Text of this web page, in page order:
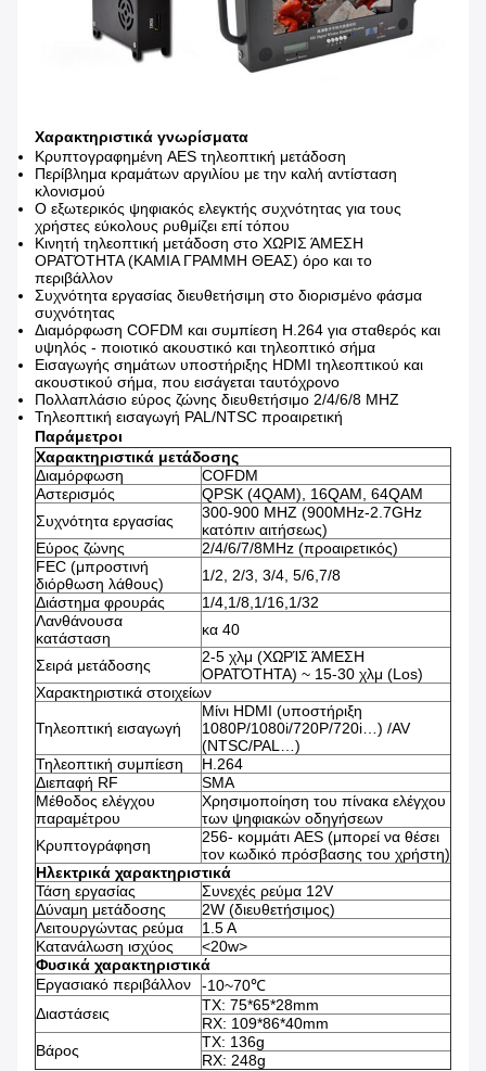
Χαρακτηριστικά γνωρίσματα
Κρυπτογραφημένη AES τηλεοπτική μετάδοση
Περίβλημα κραμάτων αργιλίου με την καλή αντίσταση
κλονισμού
Ο εξωτερικός ψηφιακός ελεγκτής συχνότητας για τους
χρήστες εύκολους ρυθμίζει επί τόπου
Κινητή τηλεοπτική μετάδοση στο ΧΩΡΙΣ ΆΜΕΣΗ
ΟΡΑΤΌΤΗΤΑ (ΚΑΜΙΑ ΓΡΑΜΜΗ ΘΕΑΣ) όρο και το
περιβάλλον
Συχνότητα εργασίας διευθετήσιμη στο διορισμένο φάσμα
συχνότητας
Διαμόρφωση COFDM και συμπίεση H.264 για σταθερός και
υψηλός - ποιοτικό ακουστικό και τηλεοπτικό σήμα
Εισαγωγής σημάτων υποστήριξης HDMI τηλεοπτικού και
ακουστικού σήμα, που εισάγεται ταυτόχρονο
Πολλαπλάσιο εύρος ζώνης διευθετήσιμο 2/4/6/8 MHZ
Τηλεοπτική εισαγωγή PAL/NTSC προαιρετική
Παράμετροι
Χαρακτηριστικά μετάδοσης
Διαμόρφωση
COFDM
Αστερισμός
QPSK (4QAM), 16QAM, 64QAM
Συχνότητα εργασίας
300-900 MHZ (900MHz-2.7GHz
κατόπιν αιτήσεως)
Εύρος ζώνης
2/4/6/7/8MHz (προαιρετικός)
FEC (μπροστινή
διόρθωση λάθους)
1/2, 2/3, 3/4, 5/6,7/8
Διάστημα φρουράς
1/4,1/8,1/16,1/32
Λανθάνουσα
κατάσταση
κα 40
Σειρά μετάδοσης
2-5 χλμ (ΧΩΡΊΣ ΆΜΕΣΗ
ΟΡΑΤΌΤΗΤΑ) ~ 15-30 χλμ (Los)
Χαρακτηριστικά στοιχείων
Τηλεοπτική εισαγωγή
Μίνι HDMI (υποστήριξη
1080P/1080i/720P/720i…) /AV
(NTSC/PAL…)
Τηλεοπτική συμπίεση
H.264
Διεπαφή RF
SMA
Μέθοδος ελέγχου
παραμέτρου
Χρησιμοποίηση του πίνακα ελέγχου
των ψηφιακών οδηγήσεων
Κρυπτογράφηση
256- κομμάτι AES (μπορεί να θέσει
τον κωδικό πρόσβασης του χρήστη)
Ηλεκτρικά χαρακτηριστικά
Τάση εργασίας
Συνεχές ρεύμα 12V
Δύναμη μετάδοσης
2W (διευθετήσιμος)
Λειτουργώντας ρεύμα
1.5 Α
Κατανάλωση ισχύος
<20w>
Φυσικά χαρακτηριστικά
Εργασιακό περιβάλλον
-10~70℃
Διαστάσεις
TX: 75*65*28mm
RX: 109*86*40mm
Βάρος
TX: 136g
RX: 248g